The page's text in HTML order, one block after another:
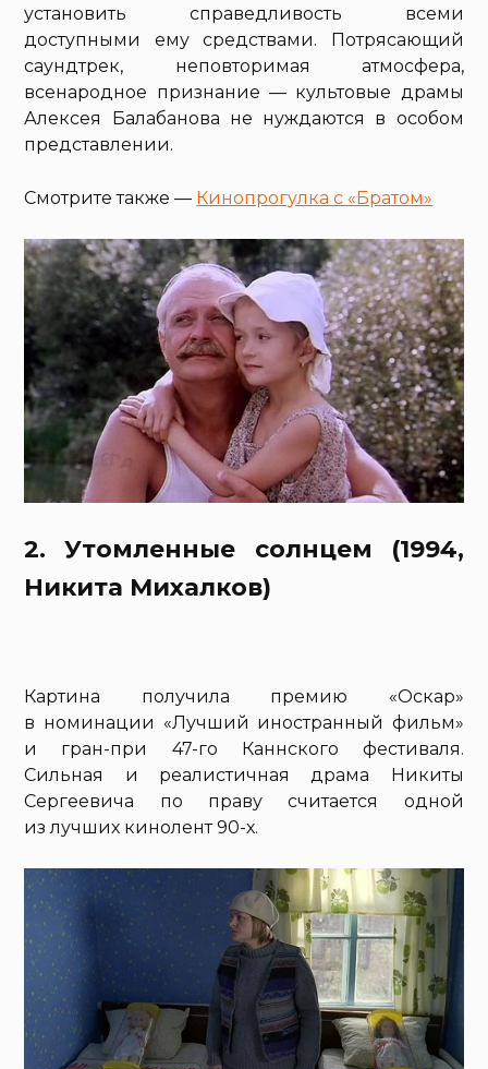
установить справедливость всеми
доступными ему средствами. Потрясающий
саундтрек, неповторимая атмосфера,
всенародное признание — культовые драмы
Алексея Балабанова не нуждаются в особом
представлении.
Смотрите также — Кинопрогулка с «Братом»
2. Утомленные солнцем (1994,
Никита Михалков)
Картина получила премию «Оскар»
в номинации «Лучший иностранный фильм»
и гран-при 47-го Каннского фестиваля.
Сильная и реалистичная драма Никиты
Сергеевича по праву считается одной
из лучших кинолент 90-х.